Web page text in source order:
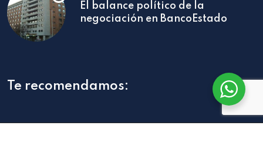
El balance político de la
negociación en BancoEstado
Te recomendamos: